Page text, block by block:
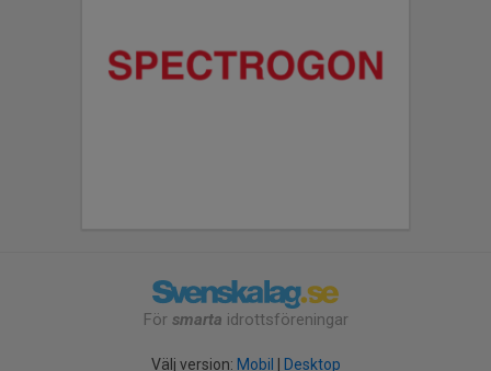
För smarta idrottsföreningar
Välj version: Mobil Desktop